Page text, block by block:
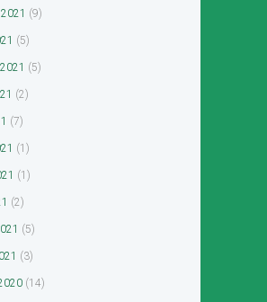
2021 (9)
(5)
2021 (5)
(2)
(7)
(1)
(1)
(2)
(5)
(3)
(14)